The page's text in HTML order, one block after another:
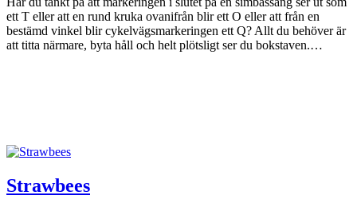
ett T eller att en rund kruka ovanifrån blir ett O eller att från en
bestämd vinkel blir cykelvägsmarkeringen ett Q? Allt du behöver är
att titta närmare, byta håll och helt plötsligt ser du bokstaven.…
Strawbees